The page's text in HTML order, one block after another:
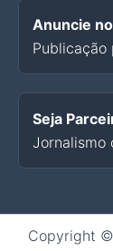
Anuncie
Publicação
Seja
Jornalismo
Copyright